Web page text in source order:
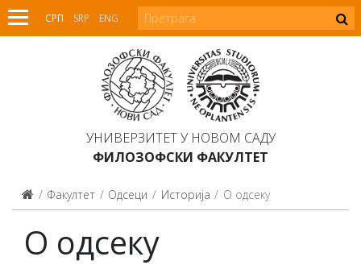
СРП SRP ENG
УНИВЕРЗИТЕТ У НОВОМ САДУ
ФИЛОЗОФСКИ ФАКУЛТЕТ
Факултет Одсеци Историја О одсеку
О одсеку